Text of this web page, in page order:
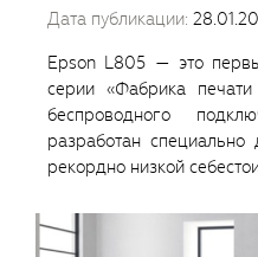
Дата публикации:
Epson L805 — это
серии «Фабрика
беспроводного
разработан
рекордно низкой